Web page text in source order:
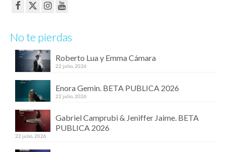
No te pierdas
Roberto Lua y Emma Cámara
22 julio, 2026
Enora Gemin. BETA PUBLICA 2026
22 julio, 2026
Gabriel Camprubi & Jeniffer Jaime. BETA
PUBLICA 2026
22 julio, 2026